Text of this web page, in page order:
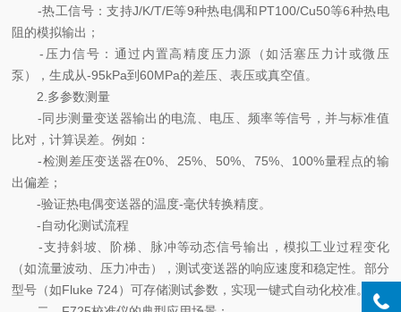
-热工信号：支持J/K/T/E等9种热电偶和PT100/Cu50等6种热电
阻的模拟输出；
-压力信号：通过内置高精度压力源（如活塞压力计或微压
泵），生成从-95kPa到60MPa的差压、表压或真空值。
2.多参数测量
-同步测量变送器输出的电流、电压、频率等信号，并与标准值
比对，计算误差。例如：
-检测差压变送器在0%、25%、50%、75%、100%量程点的输
出偏差；
-验证热电偶变送器的温度-毫伏转换精度。
-自动化测试流程
-支持斜坡、阶梯、脉冲等动态信号输出，模拟工业过程变化
（如流量波动、压力冲击），测试变送器的响应速度和稳定性。部分
型号（如Fluke 724）可存储测试参数，实现一键式自动化校准。